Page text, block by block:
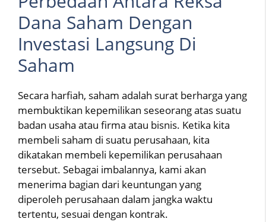
Dana Saham Dengan
Investasi Langsung Di
Saham
Secara harfiah, saham adalah surat berharga yang
membuktikan kepemilikan seseorang atas suatu
badan usaha atau firma atau bisnis. Ketika kita
membeli saham di suatu perusahaan, kita
dikatakan membeli kepemilikan perusahaan
tersebut. Sebagai imbalannya, kami akan
menerima bagian dari keuntungan yang
diperoleh perusahaan dalam jangka waktu
tertentu, sesuai dengan kontrak.